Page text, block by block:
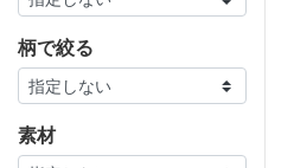
柄で絞る
素材